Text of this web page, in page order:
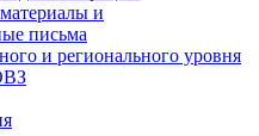
и
письма
и регионального уровня